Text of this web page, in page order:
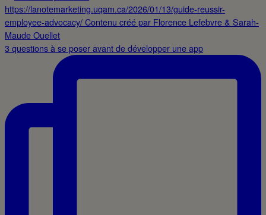
3 questions à se poser avant de développer une app